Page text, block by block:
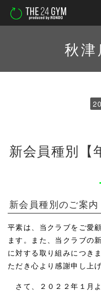
秋
新会員種別【
新会員種別のご案内
平素は、当クラブをご愛
ます。また、当クラブの
に対する取り組みにつき
ただき心より感謝申し上
さて、２０２２年１月